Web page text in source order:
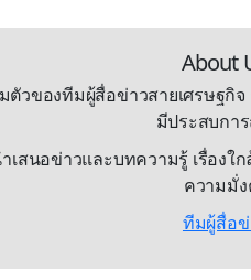
About
ตัวของทีมผู้สื่อข่าวสายเศรษฐกิ
มีประสบกา
เสนอข่าวและบทความรู้ เรื่อง
ความมั่ง
ทีมผู้สื่อข่